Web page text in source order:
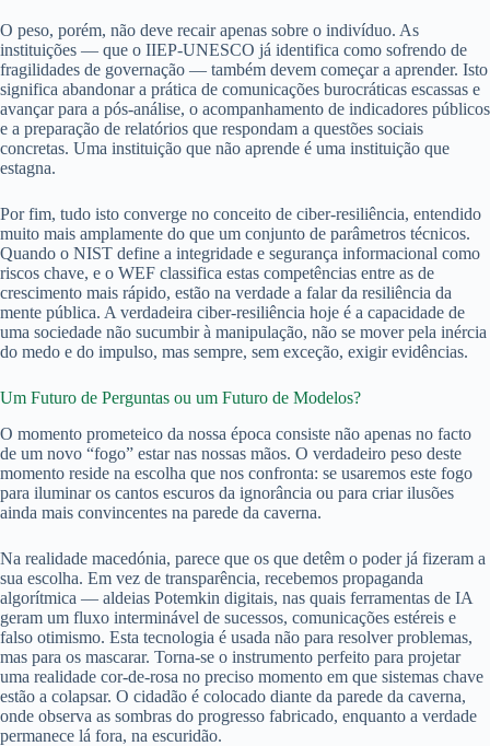
O peso, porém, não deve recair apenas sobre o indivíduo. As
instituições — que o IIEP-UNESCO já identifica como sofrendo de
fragilidades de governação — também devem começar a aprender. Isto
significa abandonar a prática de comunicações burocráticas escassas e
avançar para a pós-análise, o acompanhamento de indicadores públicos
e a preparação de relatórios que respondam a questões sociais
concretas. Uma instituição que não aprende é uma instituição que
estagna.
Por fim, tudo isto converge no conceito de ciber-resiliência, entendido
muito mais amplamente do que um conjunto de parâmetros técnicos.
Quando o NIST define a integridade e segurança informacional como
riscos chave, e o WEF classifica estas competências entre as de
crescimento mais rápido, estão na verdade a falar da resiliência da
mente pública. A verdadeira ciber-resiliência hoje é a capacidade de
uma sociedade não sucumbir à manipulação, não se mover pela inércia
do medo e do impulso, mas sempre, sem exceção, exigir evidências.
Um Futuro de Perguntas ou um Futuro de Modelos?
O momento prometeico da nossa época consiste não apenas no facto
de um novo “fogo” estar nas nossas mãos. O verdadeiro peso deste
momento reside na escolha que nos confronta: se usaremos este fogo
para iluminar os cantos escuros da ignorância ou para criar ilusões
ainda mais convincentes na parede da caverna.
Na realidade macedónia, parece que os que detêm o poder já fizeram a
sua escolha. Em vez de transparência, recebemos propaganda
algorítmica — aldeias Potemkin digitais, nas quais ferramentas de IA
geram um fluxo interminável de sucessos, comunicações estéreis e
falso otimismo. Esta tecnologia é usada não para resolver problemas,
mas para os mascarar. Torna-se o instrumento perfeito para projetar
uma realidade cor-de-rosa no preciso momento em que sistemas chave
estão a colapsar. O cidadão é colocado diante da parede da caverna,
onde observa as sombras do progresso fabricado, enquanto a verdade
permanece lá fora, na escuridão.